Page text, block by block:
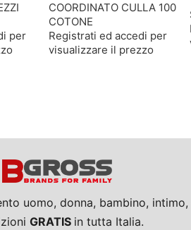
per
COORDINATO CULLA 100
COTONE
Registrati ed accedi per
visualizzare il prezzo
uomo, donna, bambino,
GRATIS in tutta Italia.